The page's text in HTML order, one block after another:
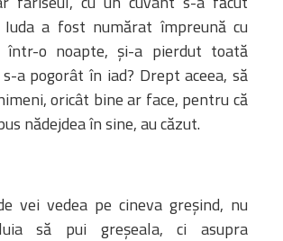
Prezentarea
Parohiilor
Iuda a fost numărat împreună cu
într-o noapte, şi-a pierdut toată
a pogorât în iad? Drept aceea, să
oricât bine ar face, pentru că
nădejdea în sine, au căzut.
vei vedea pe cineva greşind, nu
să pui greşeala, ci asupra